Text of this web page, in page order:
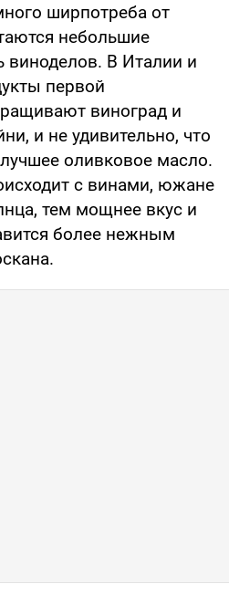
ширпотреба от
небольшие
виноделов. В Италии и
первой
виноград и
и не удивительно, что
оливковое масло.
с винами, южане
тем мощнее вкус и
более нежным